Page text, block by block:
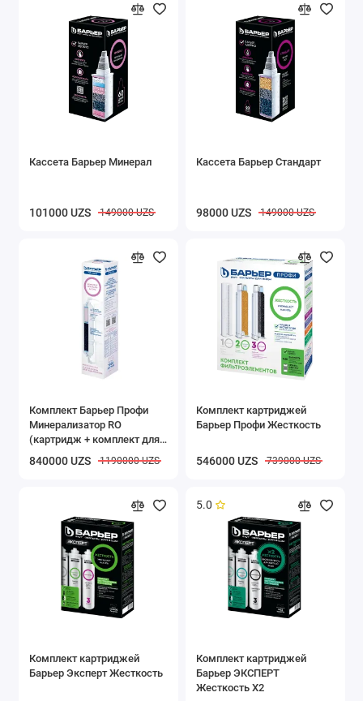
Кассета Барьер Минерал
101000 UZS 149000 UZS
Кассета Барьер Стандарт
98000 UZS 149000 UZS
Комплект Барьер Профи
Минерализатор RO
(картридж + комплект для
840000 UZS 1190000 UZS
Комплект картриджей
Барьер Профи Жесткость
546000 UZS 739000 UZS
Комплект картриджей
Барьер Эксперт Жесткость
5.0
Комплект картриджей
Барьер ЭКСПЕРТ
Жесткость X2